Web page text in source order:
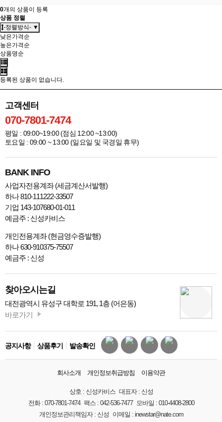
0개의 상품이 등록
상품 정렬
-정렬방식- ▼
낮은가격순
높은가격순
상품명순
등록된 상품이 없습니다.
고객센터
070-7801-7474
평일 : 09:00~19:00 (점심 12:00 ~13:00)
토요일 : 09:00 ~ 13:00 (일요일 및 국경일 휴무)
BANK INFO
사업자전용계좌 (세금계산서발행)
하나 810-111222-33507
기업 143-107680-01-011
예금주 : 신성카비스
개인전용계좌 (현금영수증발행)
하나 630-910375-75507
예금주 : 신성
찾아오시는길
대전광역시 유성구 대학로 191, 1층 (어은동)
바로가기
공지사항 상품후기 발송확인
회사소개 개인정보취급방침 이용약관
상호 :신성카비스 대표자 :신성
전화 : 070-7801-7474 팩스 : 042-536-7477 모바일 : 010-4408-2800
개인정보관리책임자 : 신성 이메일 : inewstar@nate.com